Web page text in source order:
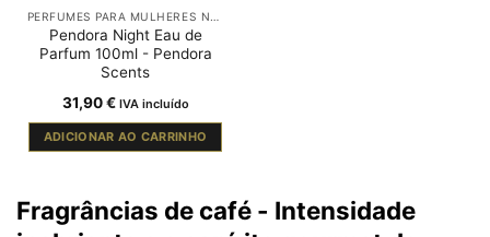
Pendora Night Eau de
Parfum 100ml - Pendora
Scents
31,90€ IVA incluído
ADICIONAR AO CARRINHO
Fragrâncias de café - Intensidade